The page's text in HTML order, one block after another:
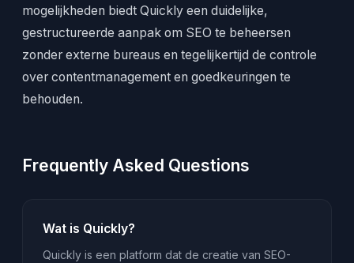
mogelijkheden biedt Quickly een duidelijke,
gestructureerde aanpak om SEO te beheersen
zonder externe bureaus en tegelijkertijd de controle
over contentmanagement en goedkeuringen te
behouden.
Frequently Asked Questions
Wat is Quickly?
Quickly is een platform dat de creatie van SEO-